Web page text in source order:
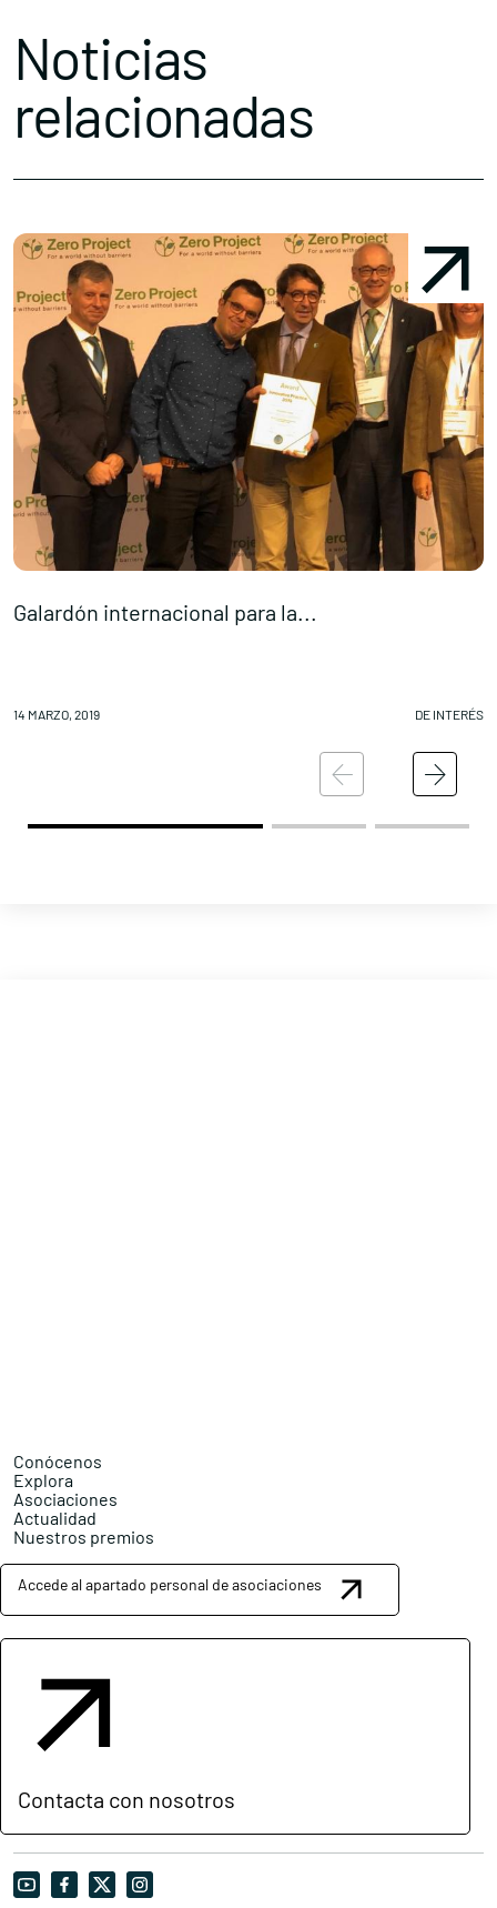
Noticias
relacionadas
Galardón internacional para la...
14 MARZO, 2019 DE INTERÉS
Conócenos
Explora
Asociaciones
Actualidad
Nuestros premios
Accede al apartado personal de asociaciones
Contacta con nosotros